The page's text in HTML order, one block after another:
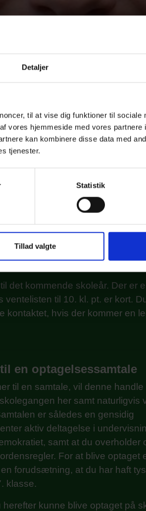
Detaljer
til at vise dig funktioner til sociale
vores hjemmeside med vores partnere
kan kombinere disse data med
tjenester.
Statistik
Tillad valgte
I 8.-10. KLASSE
26/27 og frem
i 8., 9. eller 10. klasse hos
for at skrive jer op her!
det kommende skoleår. Der er
ventelisten til 10. kl. pt. er kort.
kontaktet, hvis der kommer en
en optagelsessamtale
til en samtale, vil denne
her samt naturligvis
er således en gensidig
aktiv deltagelse i
samt at du overholder
For at blive optaget
forudsætning, at du har haft
klasse.
kunne blive optaget på